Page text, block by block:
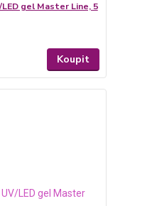
gel Master Line, 5
Koupit